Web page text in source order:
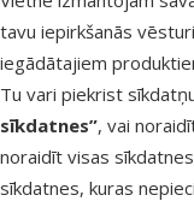
tavu iepirkšanās
iegādātajiem
Tu vari piekrist
sīkdatnes”, vai
noraidīt visas
sīkdatnes, kuras